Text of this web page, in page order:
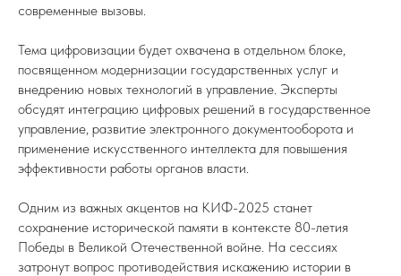
современные вызовы.
Тема цифровизации будет охвачена в отдельном блоке,
посвященном модернизации государственных услуг и
внедрению новых технологий в управление. Эксперты
обсудят интеграцию цифровых решений в государственное
управление, развитие электронного документооборота и
применение искусственного интеллекта для повышения
эффективности работы органов власти.
Одним из важных акцентов на КИФ-2025 станет
сохранение исторической памяти в контексте 80-летия
Победы в Великой Отечественной войне. На сессиях
затронут вопрос противодействия искажению истории в